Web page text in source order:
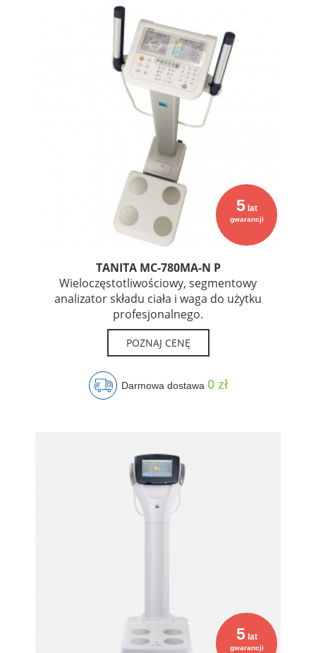
5 lat
gwarancji
TANITA MC-780MA-N P
Wieloczęstotliwościowy, segmentowy
analizator składu ciała i waga do użytku
profesjonalnego.
POZNAJ CENĘ
Darmowa dostawa 0 zł
5 lat
gwarancji